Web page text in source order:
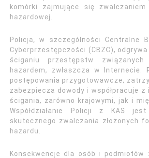
komórki zajmujące się
hazardowej.
Policja, w szczególności Centralne
Cyberprzestępczości (CBZC),
ściganiu przestępstw
hazardem, zwłaszcza w Internecie.
postępowania przygotowawcze,
zabezpiecza dowody i współpracuje z
ścigania, zarówno krajowymi, jak i
Współdziałanie Policji z KAS
skutecznego zwalczania złożonych
hazardu.
Konsekwencje dla osób i podmiotów